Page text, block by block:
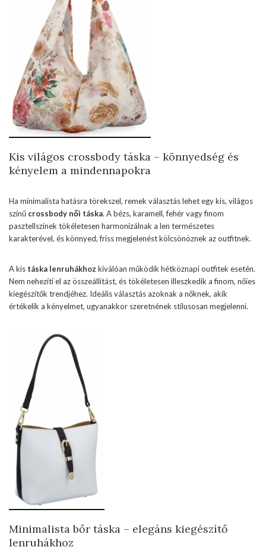
Kis világos crossbody táska – könnyedség és
kényelem a mindennapokra
Ha minimalista hatásra törekszel, remek választás lehet egy kis, világos
színű crossbody női táska. A bézs, karamell, fehér vagy finom
pasztellszínek tökéletesen harmonizálnak a len természetes
karakterével, és könnyed, friss megjelenést kölcsönöznek az outfitnek.
A kis táska lenruhákhoz kiválóan működik hétköznapi outfitek esetén.
Nem nehezíti el az összeállítást, és tökéletesen illeszkedik a finom, nőies
kiegészítők trendjéhez. Ideális választás azoknak a nőknek, akik
értékelik a kényelmet, ugyanakkor szeretnének stílusosan megjelenni.
Minimalista bőr táska – elegáns kiegészítő
lenruhákhoz